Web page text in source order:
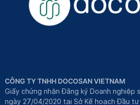
CÔNG TY TNHH DOCOSAN VIETNAM
Giấy chứng nhận Đăng ký Doanh nghiệp
ngày 27/04/2020 tại Sở Kế hoạch Đầu tư